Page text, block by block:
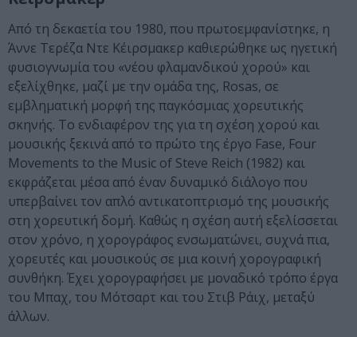
Από τη δεκαετία του 1980, που πρωτοεμφανίστηκε, η
Άννε Τερέζα Ντε Κέιρσμακερ καθιερώθηκε ως ηγετική
φυσιογνωμία του «νέου φλαμανδικού χορού» και
εξελίχθηκε, μαζί με την ομάδα της, Rosas, σε
εμβληματική μορφή της παγκόσμιας χορευτικής
σκηνής. Το ενδιαφέρον της για τη σχέση χορού και
μουσικής ξεκινά από το πρώτο της έργο Fase, Four
Movements to the Music of Steve Reich (1982) και
εκφράζεται μέσα από έναν δυναμικό διάλογο που
υπερβαίνει τον απλό αντικατοπτρισμό της μουσικής
στη χορευτική δομή. Καθώς η σχέση αυτή εξελίσσεται
στον χρόνο, η χορογράφος ενσωματώνει, συχνά πια,
χορευτές και μουσικούς σε μια κοινή χορογραφική
συνθήκη. Έχει χορογραφήσει με μοναδικό τρόπο έργα
του Μπαχ, του Μότσαρτ και του Στιβ Ράιχ, μεταξύ
άλλων.